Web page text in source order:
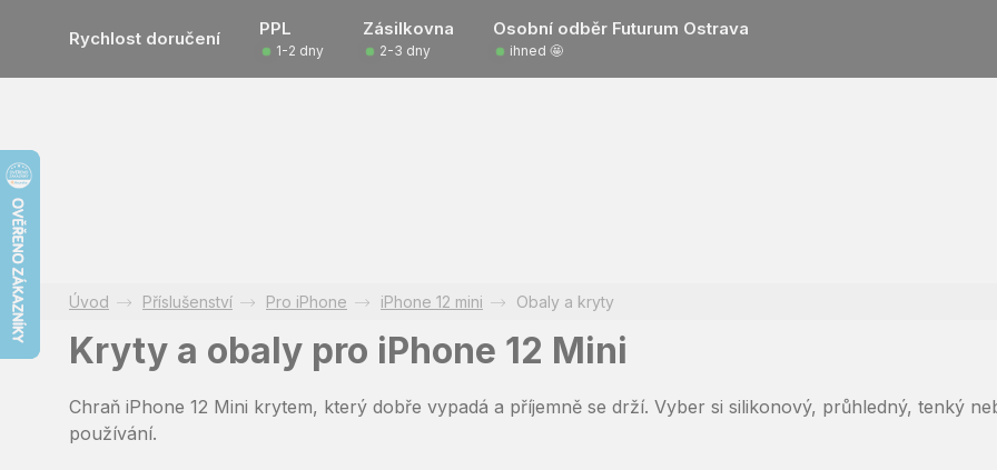
Rychlost doručení PPL Zásilkovna Osobní odběr Futurum Ostrava
1-2 dny 2-3 dny ihned 🤩
Příslušenství Pro iPhone iPhone 12 mini Obaly a kryty
Kryty a obaly pro iPhone 12 Mini
Chraň iPhone 12 Mini krytem, který dobře vypadá a příjemně se drží. Vyber si silikonový, průhledný, tenký
používání.